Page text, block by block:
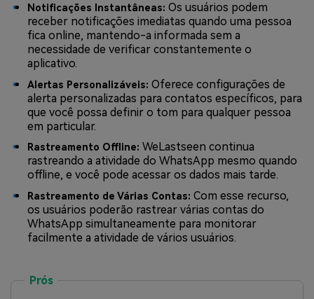
Notificações Instantâneas: Os usuários podem
receber notificações imediatas quando uma pessoa
fica online, mantendo-a informada sem a
necessidade de verificar constantemente o
aplicativo.
Alertas Personalizáveis: Oferece configurações de
alerta personalizadas para contatos específicos, para
que você possa definir o tom para qualquer pessoa
em particular.
Rastreamento Offline: WeLastseen continua
rastreando a atividade do WhatsApp mesmo quando
offline, e você pode acessar os dados mais tarde.
Rastreamento de Várias Contas: Com esse recurso,
os usuários poderão rastrear várias contas do
WhatsApp simultaneamente para monitorar
facilmente a atividade de vários usuários.
Prós